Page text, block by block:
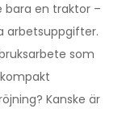
bara en traktor –
arbetsuppgifter.
som
Kanske är